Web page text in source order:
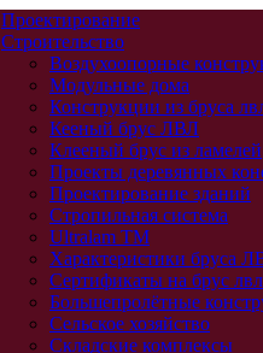
Проектирование
Строительство
Воздухоопорные
Модульные дома
Конструкции из бруса
Кееный брус ЛВЛ
Клееный брус из ламелей
Проекты деревянных
Проектирование зданий
Стропильная система
Ultralam TM
Характеристики бруса
Сертификаты на брус лвл
Большепролётные
Сельское хозяйство
Складские комплексы